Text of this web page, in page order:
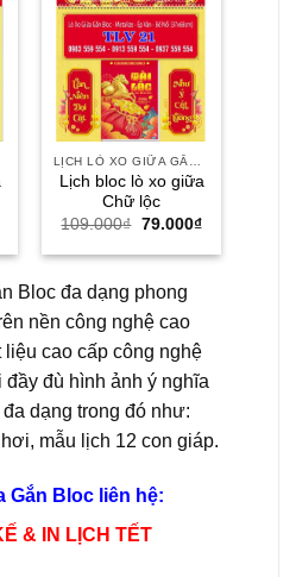
Lịch bloc lò xo giữa
Chữ lộc
109.000₫ Giá
là:
79.000₫Giá
tại
Bloc đa dạng phong
nền công nghệ cao
cao cấp công nghệ
đầy đù hình ảnh ý nghĩa
dạng trong đó như:
mẫu lịch 12 con giáp.
Gắn Bloc liên hệ:
& IN LỊCH TẾT